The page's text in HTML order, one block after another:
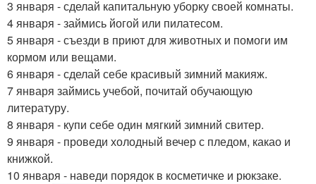
3 января - сделай капитальную уборку своей комнаты.
4 января - займись йогой или пилатесом.
5 января - съезди в приют для животных и помоги им
кормом или вещами.
6 января - сделай себе красивый зимний макияж.
7 января займись учебой, почитай обучающую
литературу.
8 января - купи себе один мягкий зимний свитер.
9 января - проведи холодный вечер с пледом, какао и
книжкой.
10 января - наведи порядок в косметичке и рюкзаке.